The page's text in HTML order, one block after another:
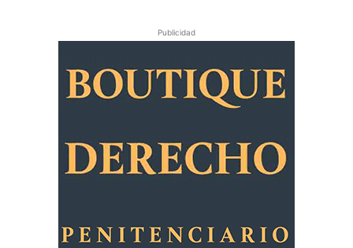
Publicidad